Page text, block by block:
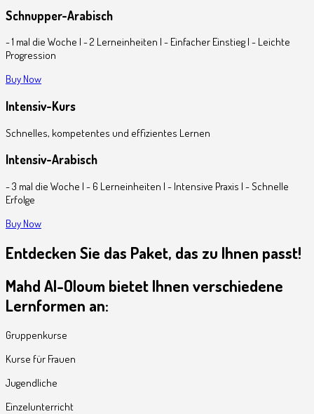
Schnupper-Arabisch
- 1 mal die Woche | - 2 Lerneinheiten | - Einfacher Einstieg | - Leichte
Progression
Buy Now
Intensiv-Kurs
Schnelles, kompetentes und effizientes Lernen
Intensiv-Arabisch
- 3 mal die Woche | - 6 Lerneinheiten | - Intensive Praxis | - Schnelle
Erfolge
Buy Now
Entdecken Sie das Paket, das zu Ihnen passt!
Mahd Al-Oloum bietet Ihnen verschiedene
Lernformen an:
Gruppenkurse
Kurse für Frauen
Jugendliche
Einzelunterricht